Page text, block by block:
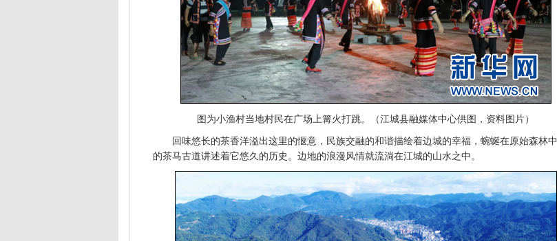
图为小渔村当地村民在广场上篝火打跳。（江城县融媒体中心供图，资料图片）
回味悠长的茶香洋溢出这里的惬意，民族交融的和谐描绘着边城的幸福，蜿蜒在原始森林中
的茶马古道讲述着它悠久的历史。边地的浪漫风情就流淌在江城的山水之中。